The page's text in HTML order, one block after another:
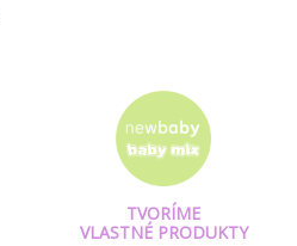
TVORÍME
VLASTNÉ PRODUKTY